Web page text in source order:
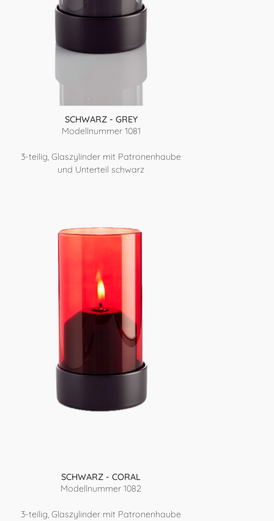
SCHWARZ - GREY
Modellnummer 1081
3-teilig, Glaszylinder mit Patronenhaube
und Unterteil schwarz
SCHWARZ - CORAL
Modellnummer 1082
3-teilig, Glaszylinder mit Patronenhaube